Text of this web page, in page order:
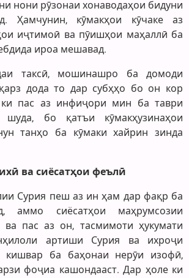
нони рӯзонаи хонаводаҳои бидуни
Ҳамчунин, кӯмакҳои кӯчаке аз
иҷтимоӣ ва пӯишҳои маҳаллӣ ба
ироа мешавад.
таксӣ, мошинашро ба домоди
дода то дар субҳҳо бо он кор
ки пас аз инфиҷори мин ба таври
бо қатъи кӯмакҳузинаҳои
танҳо ба кӯмаки хайрин зинда
ва сиёсатҳои феълӣ
Сурия пеш аз ин ҳам дар фақр ба
аммо сиёсатҳои маҳрумсозии
ва пас аз он, тасмимоти ҳукумати
артиши Сурия ва ихроҷи
кишвар ба баҳонаи нерӯи изофӣ,
фоҷиа кашондааст. Дар ҳоле ки